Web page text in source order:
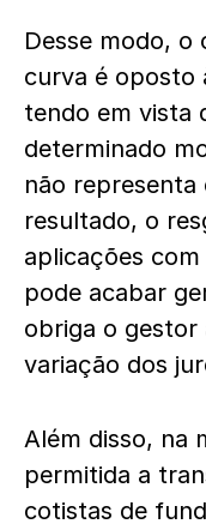
Desse modo, o
curva é oposto
tendo em vista
determinado
não representa
resultado, o
aplicações
pode acabar
obriga o
variação dos
Além disso, na
permitida a
cotistas de